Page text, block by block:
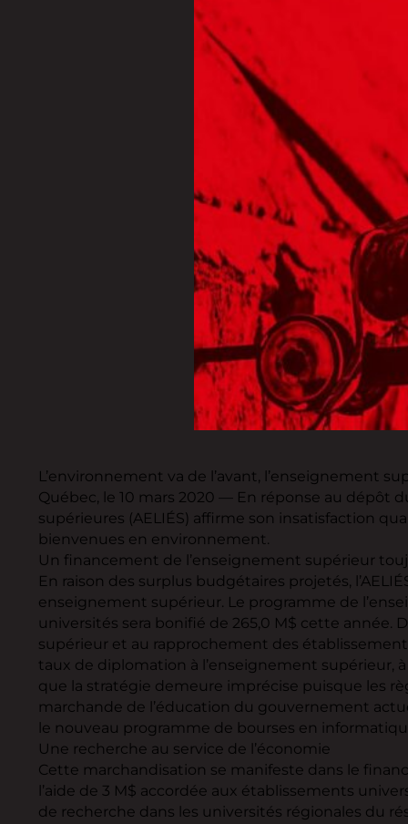
L’environnement va de l’avant, l’enseignement
Québec, le 10 mars 2020 — En réponse au dépôt
supérieures (AELIÉS) affirme son insatisfaction
bienvenues en environnement.
Un financement de l’enseignement supérieur
En raison des surplus budgétaires projetés,
enseignement supérieur. Le programme de
universités sera bonifié de 265,0 M$ cette
supérieur et au rapprochement des
taux de diplomation à l’enseignement supérieur,
que la stratégie demeure imprécise puisque les
marchande de l’éducation du gouvernement
le nouveau programme de bourses en
Une recherche au service de l’économie
Cette marchandisation se manifeste dans le
l’aide de 3 M$ accordée aux établissements
de recherche dans les universités régionales du